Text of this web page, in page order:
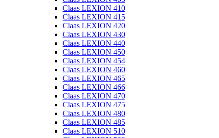
Claas LEXION 410
Claas LEXION 415
Claas LEXION 420
Claas LEXION 430
Claas LEXION 440
Claas LEXION 450
Claas LEXION 454
Claas LEXION 460
Claas LEXION 465
Claas LEXION 466
Claas LEXION 470
Claas LEXION 475
Claas LEXION 480
Claas LEXION 485
Claas LEXION 510